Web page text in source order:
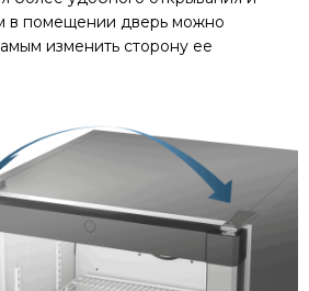
в помещении дверь можно
изменить сторону ее